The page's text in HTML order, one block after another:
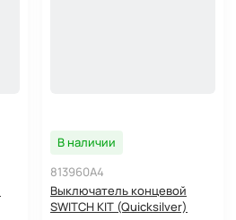
В наличии
813960A4
Выключатель концевой
SWITCH KIT (Quicksilver)